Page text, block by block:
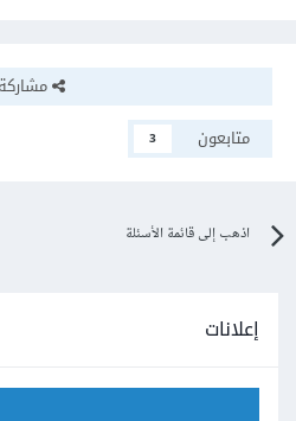
مشاركة
متابعون
3
اذهب إلى قائمة الأسئلة
إعلانات